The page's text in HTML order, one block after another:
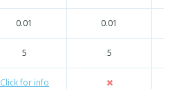
0.01 0.01
5 5
Click for info